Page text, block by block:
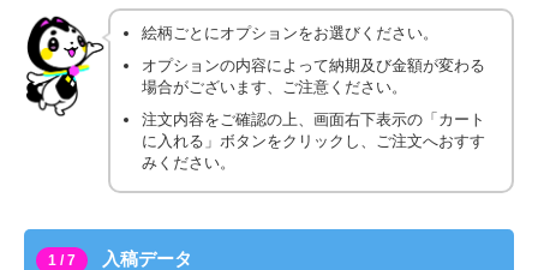
絵柄ごとにオプションをお選びください。
オプションの内容によって納期及び金額が変わる
場合がございます、ご注意ください。
注文内容をご確認の上、画面右下表示の「カート
に入れる」ボタンをクリックし、ご注文へおすす
みください。
1 / 7 入稿データ